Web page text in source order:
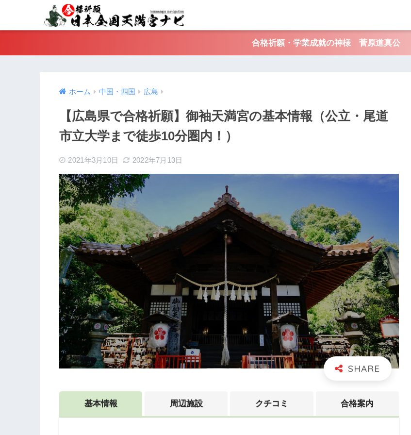
合格祈願・学業成就の神様 菅原道真公
ホーム 中国・四国 広島
【広島県で合格祈願】御袖天満宮の基本情報（公立・尾道
市立大学まで徒歩10分圏内！）
2021年3月10日 2022年7月13日
基本情報 周辺施設 クチコミ 合格案内